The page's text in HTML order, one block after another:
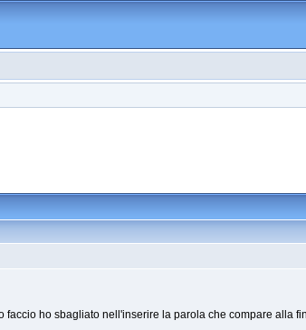
faccio ho sbagliato nell'inserire la parola che compare alla